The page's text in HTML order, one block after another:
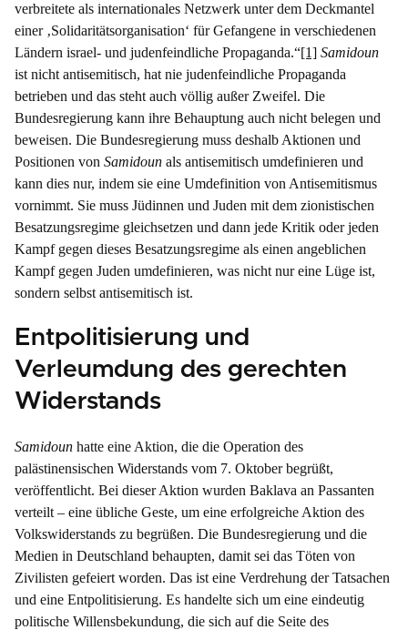
verbreitete als internationales Netzwerk unter dem Deckmantel
einer ‚Solidaritätsorganisation‘ für Gefangene in verschiedenen
Ländern israel- und judenfeindliche Propaganda.“[1] Samidoun
ist nicht antisemitisch, hat nie judenfeindliche Propaganda
betrieben und das steht auch völlig außer Zweifel. Die
Bundesregierung kann ihre Behauptung auch nicht belegen und
beweisen. Die Bundesregierung muss deshalb Aktionen und
Positionen von Samidoun als antisemitisch umdefinieren und
kann dies nur, indem sie eine Umdefinition von Antisemitismus
vornimmt. Sie muss Jüdinnen und Juden mit dem zionistischen
Besatzungsregime gleichsetzen und dann jede Kritik oder jeden
Kampf gegen dieses Besatzungsregime als einen angeblichen
Kampf gegen Juden umdefinieren, was nicht nur eine Lüge ist,
sondern selbst antisemitisch ist.
Entpolitisierung und
Verleumdung des gerechten
Widerstands
Samidoun hatte eine Aktion, die die Operation des
palästinensischen Widerstands vom 7. Oktober begrüßt,
veröffentlicht. Bei dieser Aktion wurden Baklava an Passanten
verteilt – eine übliche Geste, um eine erfolgreiche Aktion des
Volkswiderstands zu begrüßen. Die Bundesregierung und die
Medien in Deutschland behaupten, damit sei das Töten von
Zivilisten gefeiert worden. Das ist eine Verdrehung der Tatsachen
und eine Entpolitisierung. Es handelte sich um eine eindeutig
politische Willensbekundung, die sich auf die Seite des